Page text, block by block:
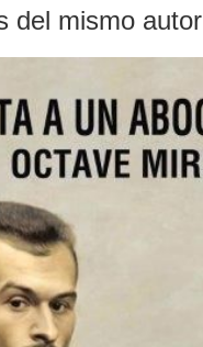
del mismo autor